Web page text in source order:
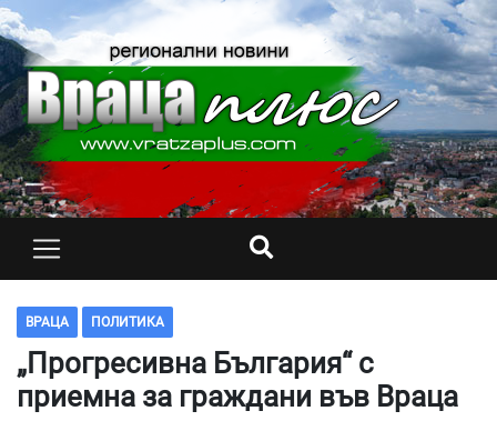
ВРАЦА ПОЛИТИКА
„Прогресивна България“ с
приемна за граждани във Враца